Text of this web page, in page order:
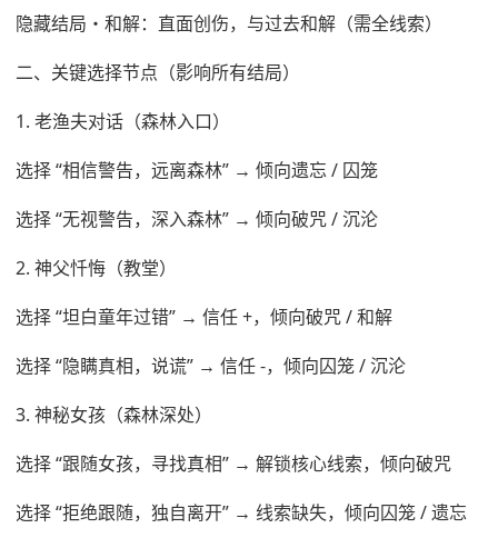
隐藏结局・和解：直面创伤，与过去和解（需全线索）
二、关键选择节点（影响所有结局）
1. 老渔夫对话（森林入口）
选择 “相信警告，远离森林” → 倾向遗忘 / 囚笼
选择 “无视警告，深入森林” → 倾向破咒 / 沉沦
2. 神父忏悔（教堂）
选择 “坦白童年过错” → 信任 +，倾向破咒 / 和解
选择 “隐瞒真相，说谎” → 信任 -，倾向囚笼 / 沉沦
3. 神秘女孩（森林深处）
选择 “跟随女孩，寻找真相” → 解锁核心线索，倾向破咒
选择 “拒绝跟随，独自离开” → 线索缺失，倾向囚笼 / 遗忘